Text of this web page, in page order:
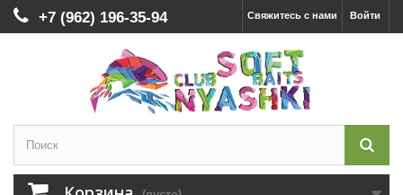
Войти
Свяжитесь с нами
+7 (962) 196-35-94